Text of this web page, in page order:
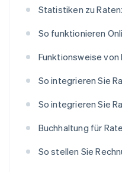
Statistiken zu
So funktionieren
Funktionsweise
So integrieren Sie
So integrieren Sie
Buchhaltung für
So stellen Sie